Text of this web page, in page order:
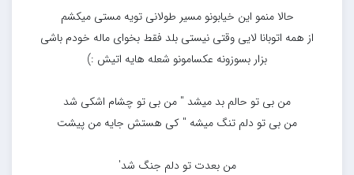
حالا منمو این خیابونو مسیر طولانی تویه مستی میکشم
از همه اتوبانا لایی وقتی نیستی بلد فقط بخوای ماله خودم باشی
بزار بسوزونه عکسامونو شعله هایه اتیش :)
من بی تو حالم بد میشد ″ من بی تو چشام اشکی شد
من بی تو دلم تنگ میشه ″ کی هستش جایه من پیشت
من بعدت تو دلم جنگ شد′